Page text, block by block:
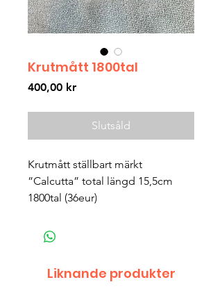
Krutmått 1800tal
400,00 krPris
Slutsåld
Krutmått ställbart märkt
”Calcutta” total längd 15,5cm
1800tal (36eur)
Liknande produkter